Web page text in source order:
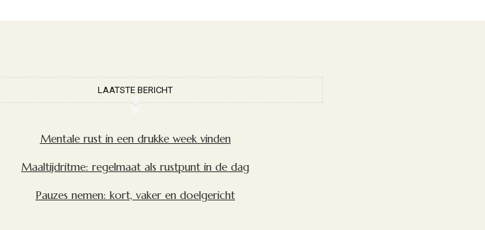
LAATSTE BERICHT
Mentale rust in een drukke week vinden
Maaltijdritme: regelmaat als rustpunt in de dag
Pauzes nemen: kort, vaker en doelgericht